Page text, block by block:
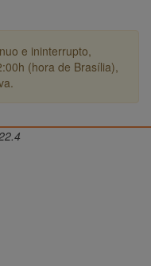
e ininterrupto,
(hora de Brasília),